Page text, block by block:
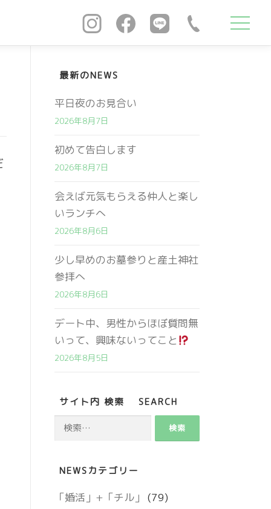
営業時間 9:00～18:00
最新のNEWS
平日夜のお見合い
2026年8月7日
初めて告白します
2026年8月7日
会えば元気もらえる仲人と楽し
いランチへ
2026年8月6日
少し早めのお墓参りと産土神社
参拝へ
2026年8月6日
デート中、男性からほぼ質問無
いって、興味ないってこと
2026年8月5日
サイト内 検索 SEARCH
NEWSカテゴリー
「婚活」+「チル」
(79)